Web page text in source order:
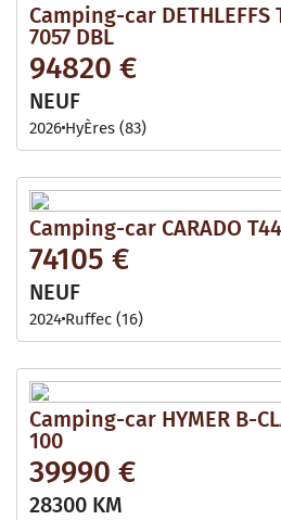
Camping-car DETHLEFFS
7057 DBL
94820 €
NEUF
2026 HyÈres (83)
Camping-car CARADO
74105 €
NEUF
2024 Ruffec (16)
Camping-car HYMER B-
100
39990 €
28300 KM